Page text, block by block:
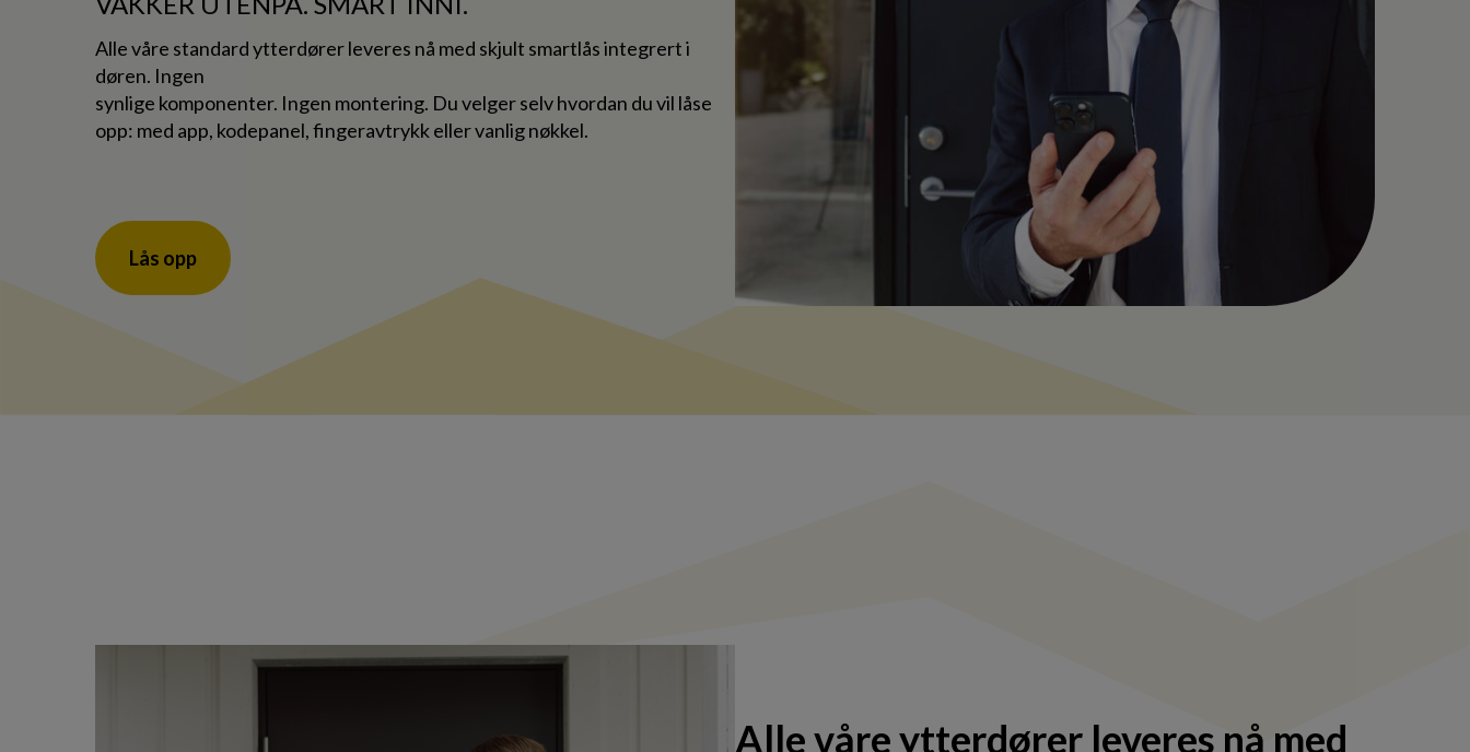
Alle våre standard ytterdører leveres nå med skjult smartlås integrert i
døren. Ingen
synlige komponenter. Ingen montering. Du velger selv hvordan du vil låse
opp: med app, kodepanel, fingeravtrykk eller vanlig nøkkel.
Lås opp
Alle våre ytterdører leveres nå med